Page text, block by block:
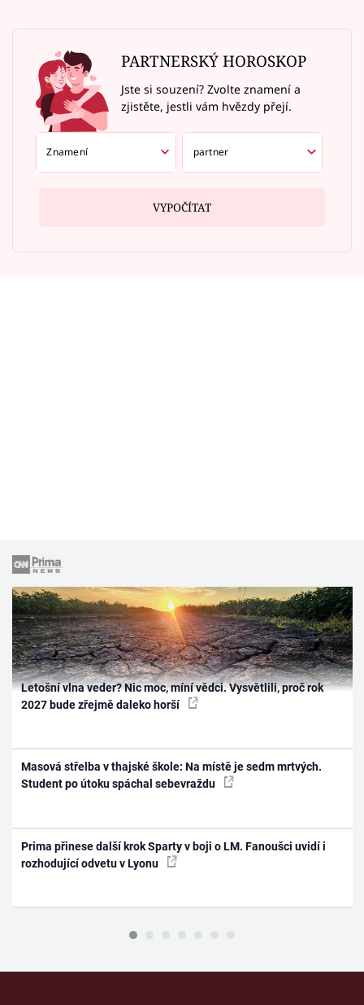
PARTNERSKÝ HOROSKOP
Jste si souzení? Zvolte znamení a
zjistěte, jestli vám hvězdy přejí.
VYPOČÍTAT
Letošní vlna veder? Nic moc, míní vědci. Vysvětlili, proč rok
2027 bude zřejmě daleko horší
Masová střelba v thajské škole: Na místě je sedm mrtvých.
Student po útoku spáchal sebevraždu
Prima přinese další krok Sparty v boji o LM. Fanoušci uvidí i
rozhodující odvetu v Lyonu